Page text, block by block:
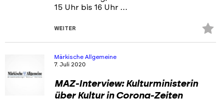
15 Uhr bis 16 Uhr …
WEITER
Märkische Allgemeine
7. Juli 2020
MAZ-Interview: Kulturministerin
über Kultur in Corona-Zeiten